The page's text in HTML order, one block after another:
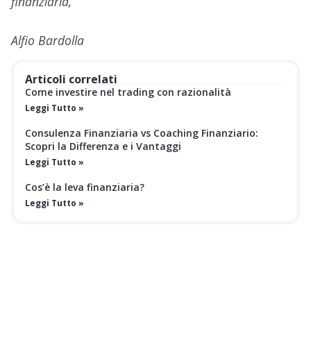
Alfio Bardolla
Articoli correlati
Come investire nel trading con razionalità
Leggi Tutto »
Consulenza Finanziaria vs Coaching Finanziario:
Scopri la Differenza e i Vantaggi
Leggi Tutto »
Cos’è la leva finanziaria?
Leggi Tutto »